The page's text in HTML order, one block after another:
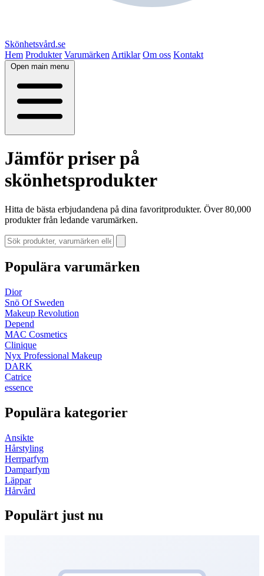
Skönhetsvård.se
Hem Produkter Varumärken Artiklar Om oss Kontakt
Open main menu
Jämför priser på
skönhetsprodukter
Hitta de bästa erbjudandena på dina favoritprodukter. Över 80,000
produkter från ledande varumärken.
Populära varumärken
Dior
Snö Of Sweden
Makeup Revolution
Depend
MAC Cosmetics
Clinique
Nyx Professional Makeup
DARK
Catrice
essence
Populära kategorier
Ansikte
Hårstyling
Herrparfym
Damparfym
Läppar
Hårvård
Populärt just nu